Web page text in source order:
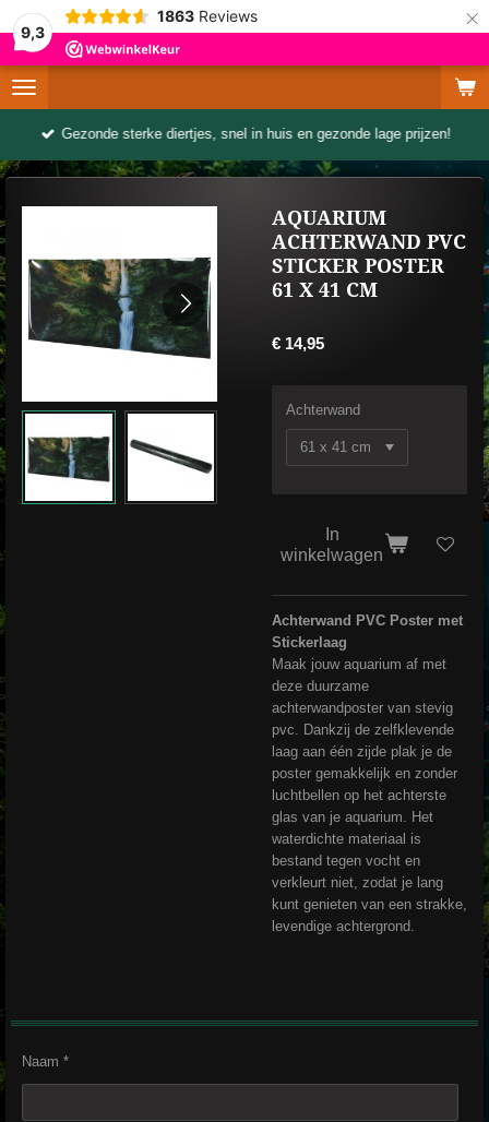
9,3
1863 Reviews ×
Gezonde sterke diertjes, snel in huis en gezonde lage prijzen!
AQUARIUM
ACHTERWAND PVC
STICKER POSTER
61 X 41 CM
€ 14,95
Achterwand
In
winkelwagen
Achterwand PVC Poster met
Stickerlaag
Maak jouw aquarium af met
deze duurzame
achterwandposter van stevig
pvc. Dankzij de zelfklevende
laag aan één zijde plak je de
poster gemakkelijk en zonder
luchtbellen op het achterste
glas van je aquarium. Het
waterdichte materiaal is
bestand tegen vocht en
verkleurt niet, zodat je lang
kunt genieten van een strakke,
levendige achtergrond.
Naam *